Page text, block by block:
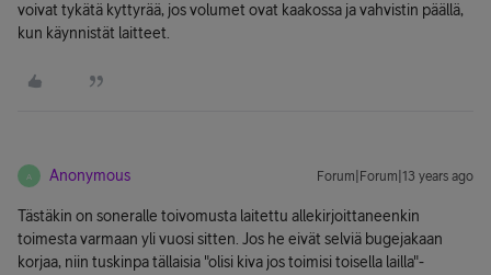
voivat tykätä kyttyrää, jos volumet ovat kaakossa ja vahvistin päällä,
kun käynnistät laitteet.
A Anonymous Forum|Forum|13 years ago
Tästäkin on soneralle toivomusta laitettu allekirjoittaneenkin
toimesta varmaan yli vuosi sitten. Jos he eivät selviä bugejakaan
korjaa, niin tuskinpa tällaisia "olisi kiva jos toimisi toisella lailla"-